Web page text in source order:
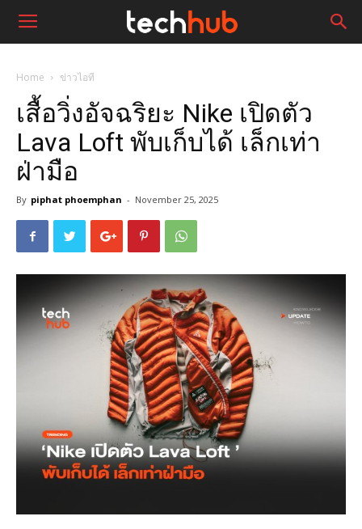
Home ข่าวไอที
เสื้อวิ่งอัจฉริยะ Nike เปิดตัว
Lava Loft พับเก็บได้ เล็กเท่า
ฝ่ามือ
By piphat phoemphan - November 25, 2025